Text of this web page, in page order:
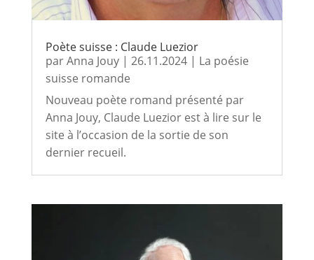
Poète suisse : Claude Luezior
parAnna Jouy| 26.11.2024| La poésie
suisse romande
Nouveau poète romand présenté par
Anna Jouy, Claude Luezior est à lire sur le
site à l’occasion de la sortie de son
dernier recueil.